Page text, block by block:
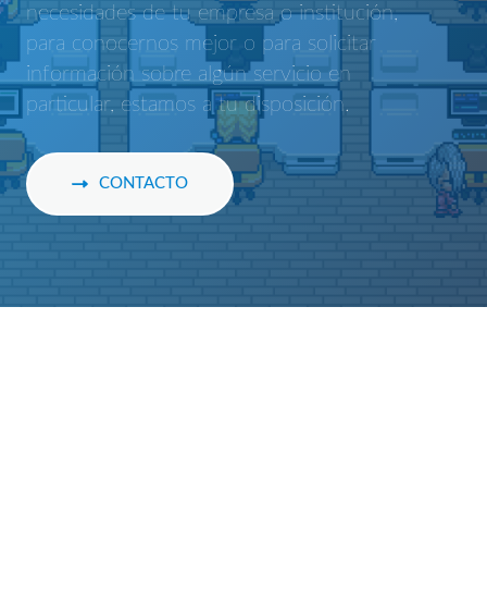
necesidades de tu empresa o institución,
para conocernos mejor o para solicitar
información sobre algún servicio en
particular, estamos a tu disposición.
CONTACTO